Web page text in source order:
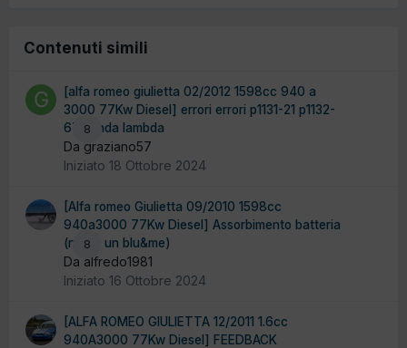
Contenuti simili
8
[alfa romeo giulietta 02/2012 1598cc 940 a
3000 77Kw Diesel] errori errori p1131-21 p1132-
67 sonda lambda
Da graziano57
Iniziato 18 Ottobre 2024
8
[Alfa romeo Giulietta 09/2010 1598cc
940a3000 77Kw Diesel] Assorbimento batteria
(non è un blu&me)
Da alfredo1981
Iniziato 16 Ottobre 2024
[ALFA ROMEO GIULIETTA 12/2011 1.6cc
940A3000 77Kw Diesel] FEEDBACK